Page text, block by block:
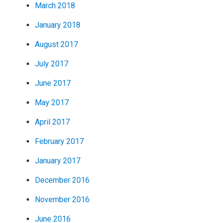
March 2018
January 2018
August 2017
July 2017
June 2017
May 2017
April 2017
February 2017
January 2017
December 2016
November 2016
June 2016